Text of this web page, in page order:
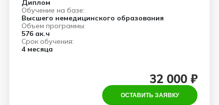
Диплом
Обучение на базе:
Высшего немедицинского образования
Объем программы:
576 ак.ч
Срок обучения:
4 месяца
32 000 ₽
ОСТАВИТЬ ЗАЯВКУ